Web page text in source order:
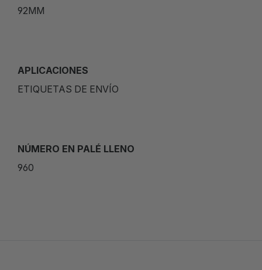
92MM
APLICACIONES
ETIQUETAS DE ENVÍO
NÚMERO EN PALÉ LLENO
960